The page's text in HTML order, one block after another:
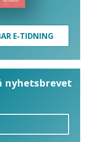
E-TIDNING
nyhetsbrevet